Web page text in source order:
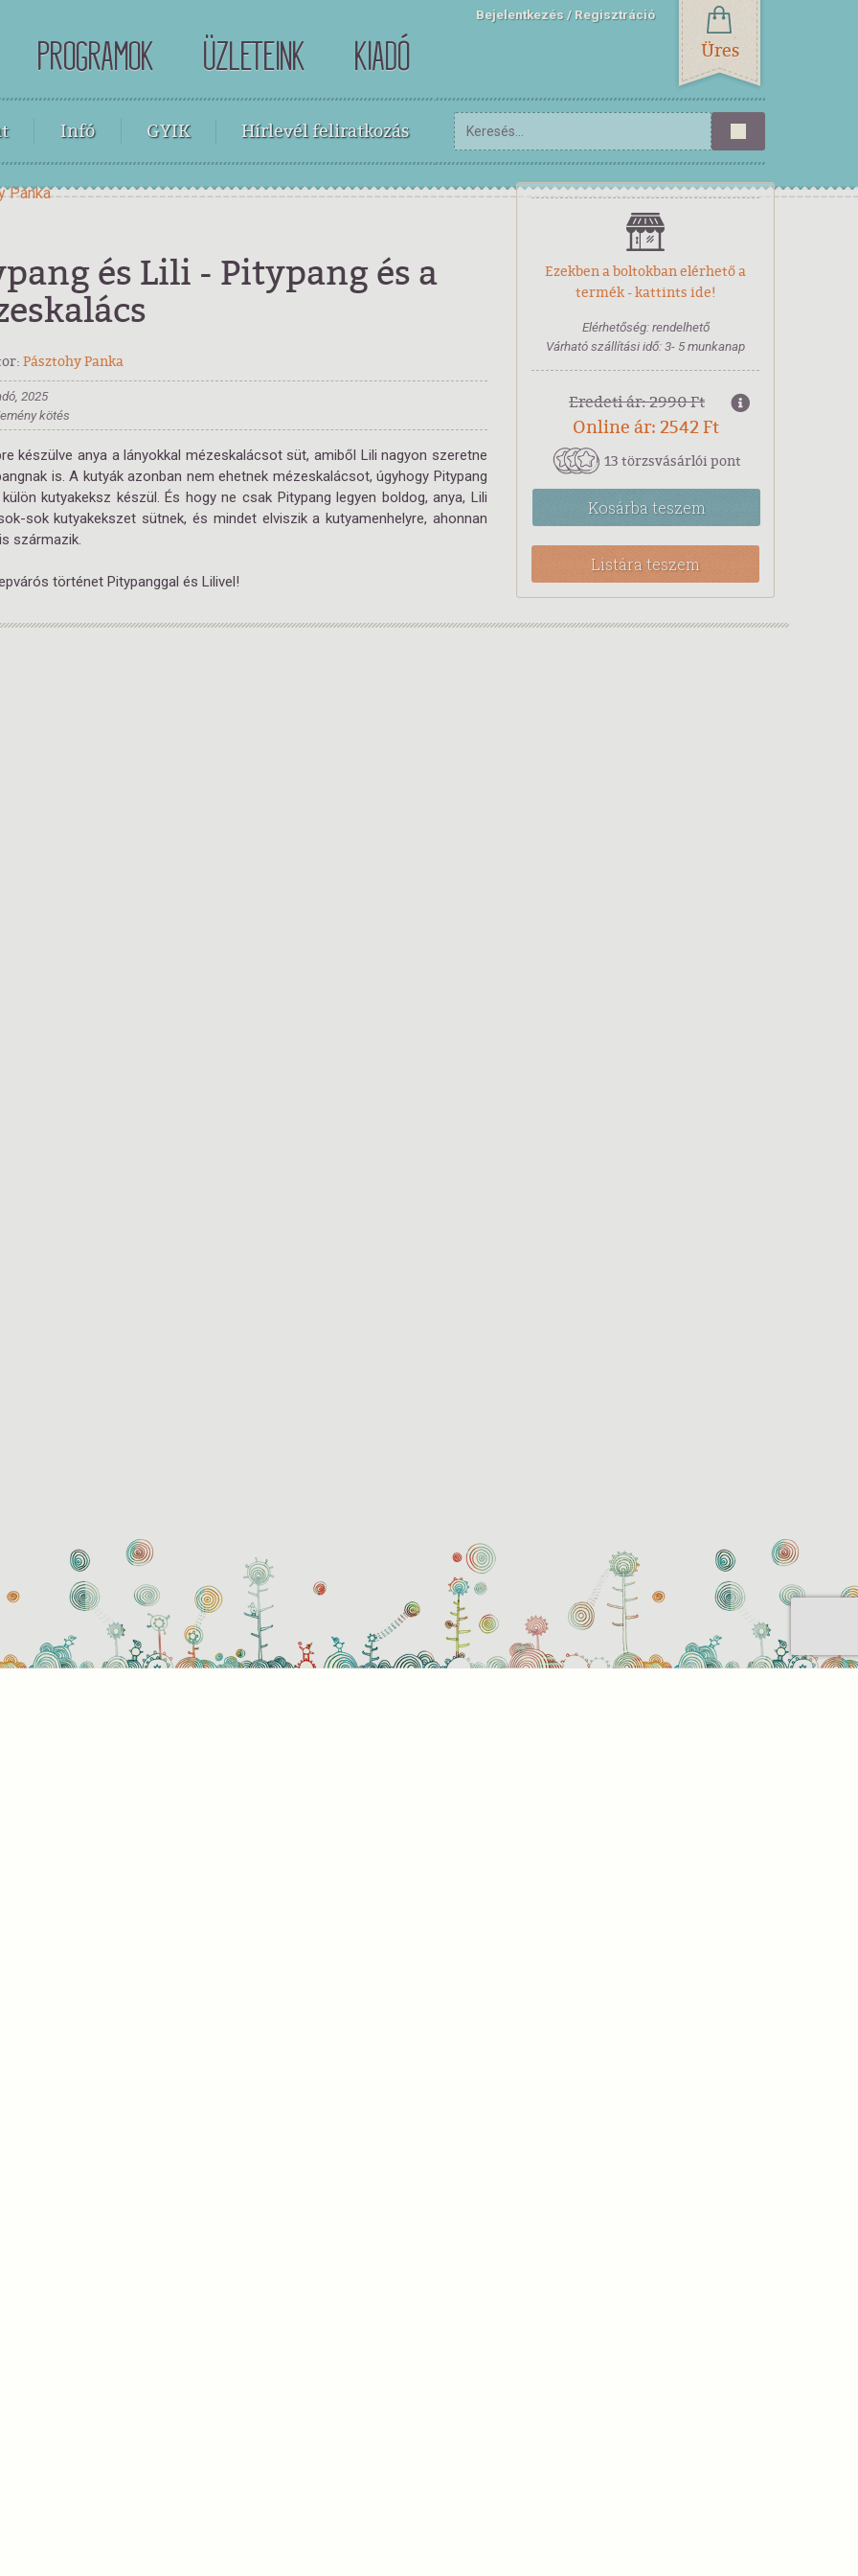
PROGRAMOK ÜZLETEINK KIADÓ
Bejelentkezés Regisztráció
Üres
Infó GYIK Hírlevél feliratkozás
Panka
és Lili - Pitypang és a
Pásztohy Panka
2025
kötés
készülve anya a lányokkal mézeskalácsot süt, amiből Lili nagyon szeretne
is. A kutyák azonban nem ehetnek mézeskalácsot, úgyhogy Pitypang
kutyakeksz készül. És hogy ne csak Pitypang legyen boldog, anya, Lili
sok kutyakekszet sütnek, és mindet elviszik a kutyamenhelyre, ahonnan
származik.
történet Pitypanggal és Lilivel!
Ezekben a boltokban elérhető a
termék - kattints ide!
Elérhetőség: rendelhető
Várható szállítási idő: 3- 5 munkanap
Eredeti ár: 2990 Ft
Online ár: 2542 Ft
13 törzsvásárlói pont
Kosárba teszem
Listára teszem